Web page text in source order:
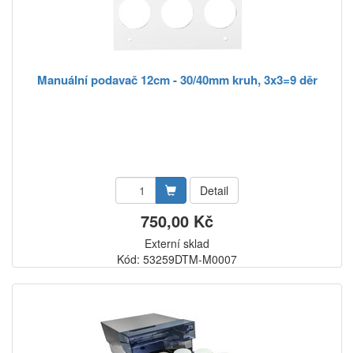
Manuální podavač 12cm - 30/40mm kruh, 3x3=9 děr
Detail
750,00 Kč
Externí sklad
Kód: 53259DTM-M0007